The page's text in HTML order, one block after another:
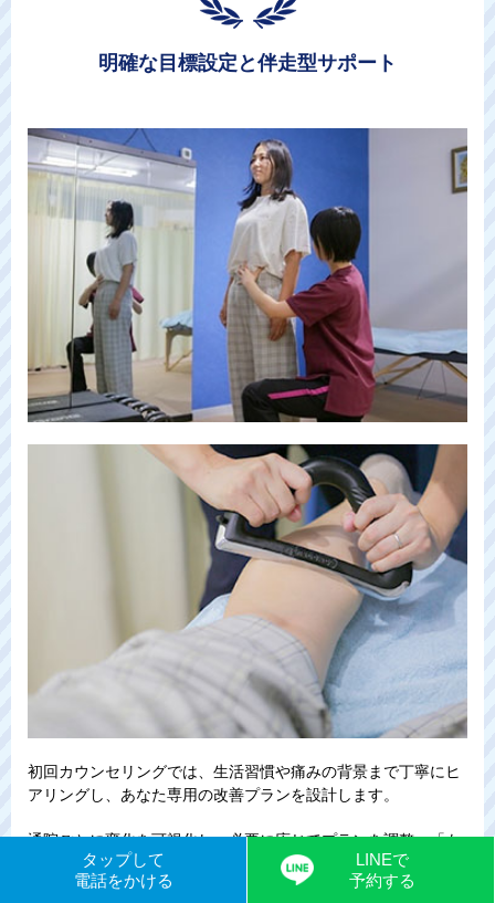
タップして
電話をかける
LINEで
予約する
明確な目標設定と伴走型サポート
初回カウンセリングでは、生活習慣や痛みの背景まで丁寧にヒ
アリングし、あなた専用の改善プランを設計します。
通院ごとに変化を可視化し、必要に応じてプランを調整。「も
う治らない」と諦めかけた方の最後の希望として、一人ひとり
に寄り添い、心を込めて伴走いたします。